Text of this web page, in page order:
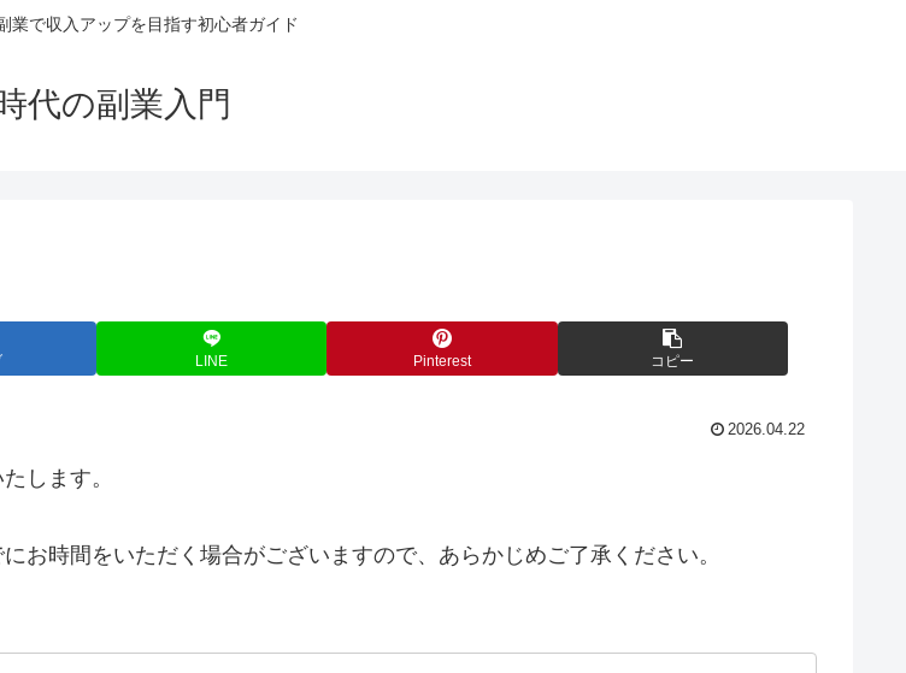
業で収入アップを目指す初心者ガイド
代の副業入門
LINE Pinterest コピー
2026.04.22
します。
お時間をいただく場合がございますので、あらかじめご了承ください。